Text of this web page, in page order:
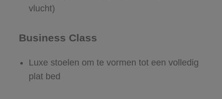
vlucht)
Business Class
Luxe stoelen om te vormen tot een volledig
plat bed